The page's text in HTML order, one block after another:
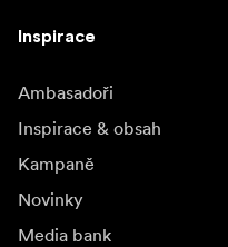
Inspirace
Ambasadoři
Inspirace & obsah
Kampaně
Novinky
Media bank